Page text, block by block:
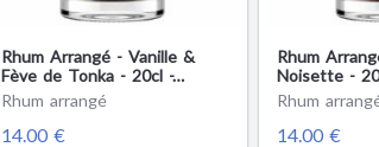
Rhum Arrangé - Vanille &
Fève de Tonka - 20cl -
Produit en Anjou
Rhum arrangé
14.00 €
Rhum
Noisette -
Anjou
Rhum
14.00 €